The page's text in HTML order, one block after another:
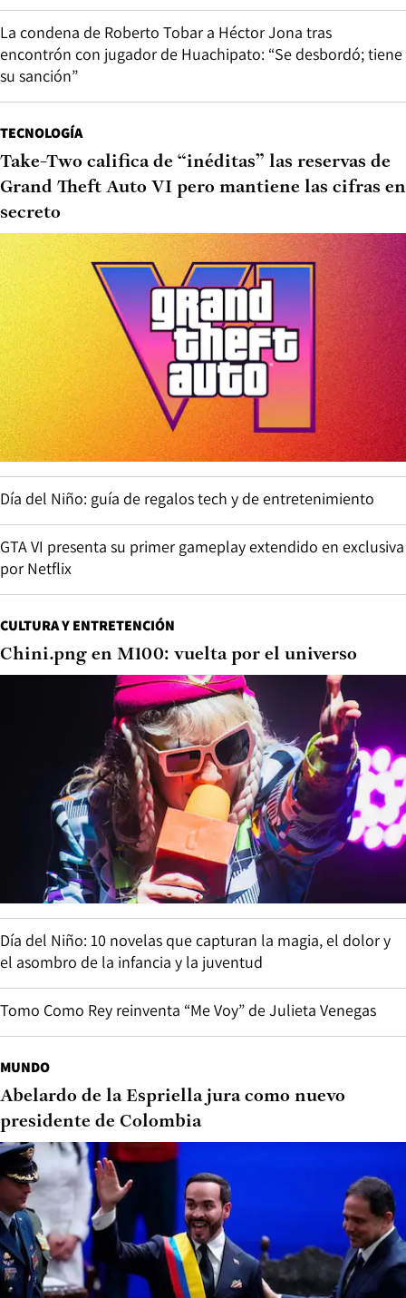
La condena de Roberto Tobar a Héctor Jona tras
encontrón con jugador de Huachipato: “Se desbordó; tiene
su sanción”
TECNOLOGÍA
Take-Two califica de “inéditas” las reservas de
Grand Theft Auto VI pero mantiene las cifras en
secreto
Día del Niño: guía de regalos tech y de entretenimiento
GTA VI presenta su primer gameplay extendido en exclusiva
por Netflix
CULTURA Y ENTRETENCIÓN
Chini.png en M100: vuelta por el universo
Día del Niño: 10 novelas que capturan la magia, el dolor y
el asombro de la infancia y la juventud
Tomo Como Rey reinventa “Me Voy” de Julieta Venegas
MUNDO
Abelardo de la Espriella jura como nuevo
presidente de Colombia